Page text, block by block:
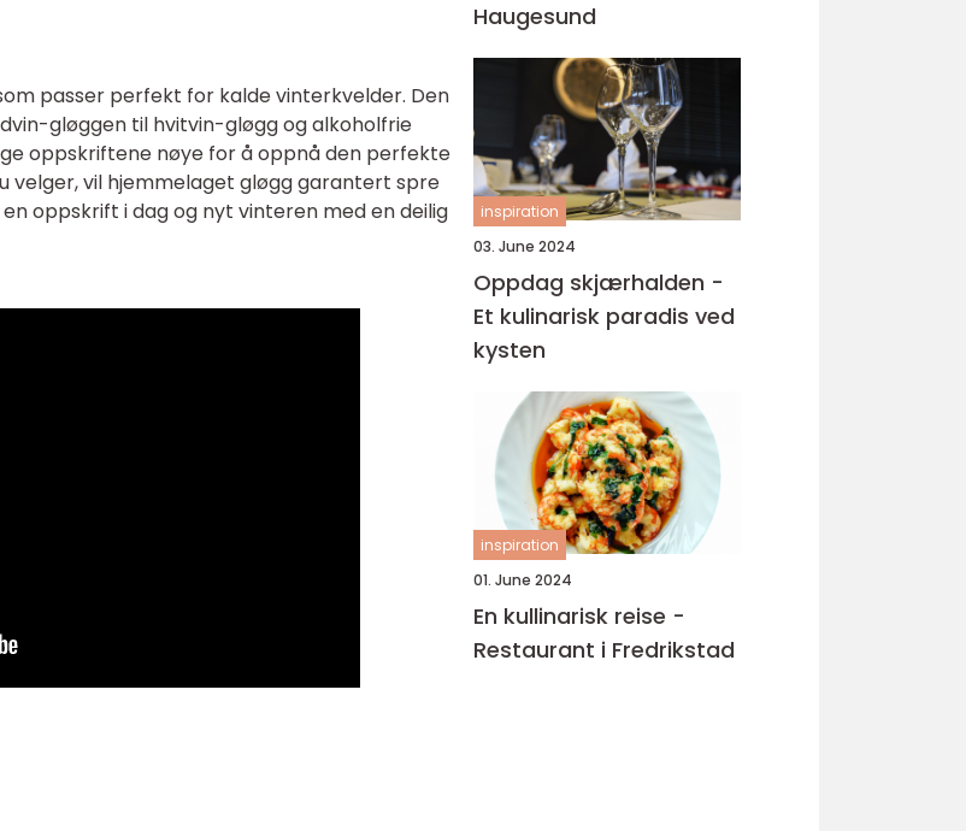
passer perfekt for kalde vinterkvelder. Den
gløggen til hvitvin-gløgg og alkoholfrie
oppskriftene nøye for å oppnå den perfekte
velger, vil hjemmelaget gløgg garantert spre
oppskrift i dag og nyt vinteren med en deilig
Haugesund
inspiration
03. June 2024
Oppdag skjærhalden -
Et kulinarisk paradis ved
kysten
inspiration
01. June 2024
En kullinarisk reise -
Restaurant i Fredrikstad